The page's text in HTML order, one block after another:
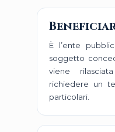
È l’ente
soggetto
viene
richiedere un
particolari.